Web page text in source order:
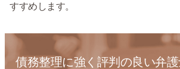
すすめします。
債務整理に強く評判の良い弁